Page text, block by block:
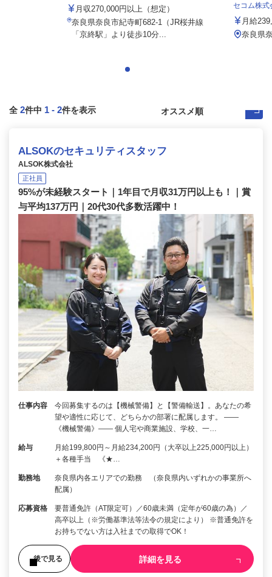
月収270,000円以上（想定）
奈良県奈良市紀寺町682-1（JR桜井線
「京終駅」より徒歩10分...
セコム株式
月給
奈良県
全 2件中 1 - 2件を表示
ALSOKのセキュリティスタッフ
ALSOK株式会社
正社員
95%が未経験スタート｜1年目で月収31万円以上も！｜賞
与平均137万円｜20代30代多数活躍中！
仕事内容
今回募集するのは【機械警備】と【警備輸送】。あなたの希
望や適性に応じて、どちらかの部署に配属します。 ――
《機械警備》―― 個人宅や商業施設、学校、一…
給与
月給199,800円～月給234,200円（大卒以上225,000円以上）
＋各種手当 《★…
勤務地
奈良県内各エリアでの勤務 （奈良県内いずれかの事業所へ
配属）
応募資格
要普通免許（AT限定可）／60歳未満（定年が60歳の為）／
高卒以上（※労働基準法等法令の規定により） ※普通免許を
お持ちでない方は入社までの取得でOK！
後で見る 詳細を見る